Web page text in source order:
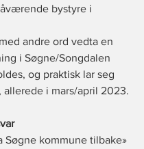
bystyre i
andre ord vedta en
i Søgne/Songdalen
og praktisk lar seg
allerede i mars/april 2023.
Søgne kommune tilbake»